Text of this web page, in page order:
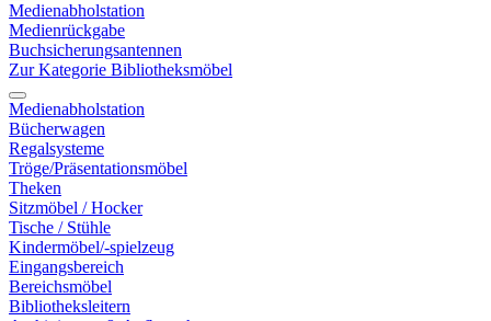
Medienabholstation
Medienrückgabe
Buchsicherungsantennen
Zur Kategorie Bibliotheksmöbel
Medienabholstation
Bücherwagen
Regalsysteme
Tröge/Präsentationsmöbel
Theken
Sitzmöbel / Hocker
Tische / Stühle
Kindermöbel/-spielzeug
Eingangsbereich
Bereichsmöbel
Bibliotheksleitern